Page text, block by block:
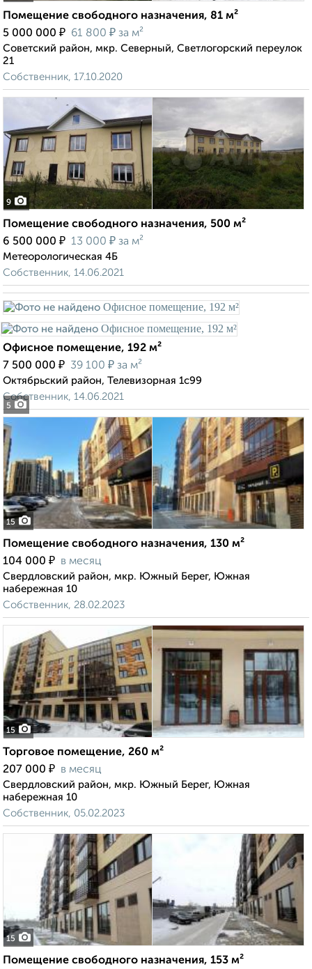
Помещение свободного назначения, 81 м²
5 000 000 ₽ 61 800 ₽ за м²
Советский район, мкр. Северный, Светлогорский переулок
21
Собственник, 17.10.2020
9
Помещение свободного назначения, 500 м²
6 500 000 ₽ 13 000 ₽ за м²
Метеорологическая 4Б
Собственник, 14.06.2021
5
Офисное помещение, 192 м²
7 500 000 ₽ 39 100 ₽ за м²
Октябрьский район, Телевизорная 1с99
Собственник, 14.06.2021
15
Помещение свободного назначения, 130 м²
104 000 ₽ в месяц
Свердловский район, мкр. Южный Берег, Южная
набережная 10
Собственник, 28.02.2023
15
Торговое помещение, 260 м²
207 000 ₽ в месяц
Свердловский район, мкр. Южный Берег, Южная
набережная 10
Собственник, 05.02.2023
15
Помещение свободного назначения, 153 м²